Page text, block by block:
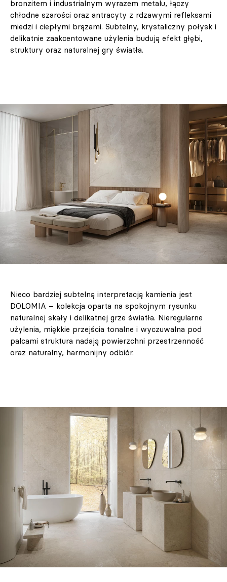
bronzitem i industrialnym wyrazem metalu, łączy
chłodne szarości oraz antracyty z rdzawymi refleksami
miedzi i ciepłymi brązami. Subtelny, krystaliczny połysk i
delikatnie zaakcentowane użylenia budują efekt głębi,
struktury oraz naturalnej gry światła.
Nieco bardziej subtelną interpretacją kamienia jest
DOLOMIA – kolekcja oparta na spokojnym rysunku
naturalnej skały i delikatnej grze światła. Nieregularne
użylenia, miękkie przejścia tonalne i wyczuwalna pod
palcami struktura nadają powierzchni przestrzenność
oraz naturalny, harmonijny odbiór.